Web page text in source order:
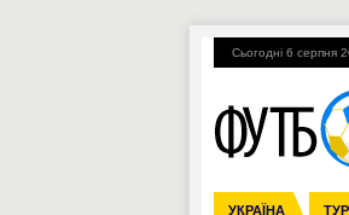
Сьогодні 6 серпня
УКРАЇНА
Збірна
Ліга чемпіонів
ЧС-2014
Гарячі теми